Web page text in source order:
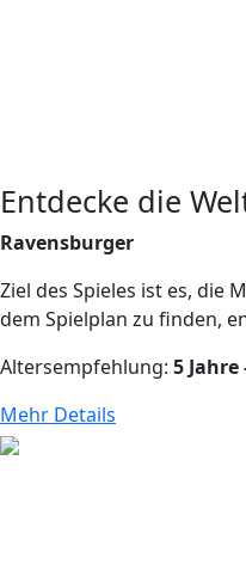
Entdecke die
Ravensburger
Ziel des Spieles ist es, die
dem Spielplan zu finden,
Altersempfehlung: 5 Jahre
Mehr Details